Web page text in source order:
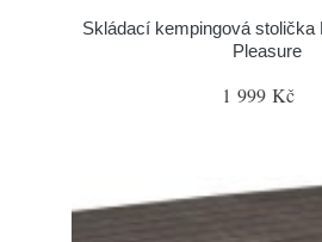
Skládací kempingová stolička
Pleasure
1 999 Kč